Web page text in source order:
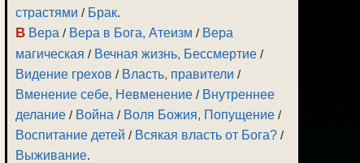
страстями / Брак.
В Вера / Вера в Бога, Атеизм / Вера
магическая / Вечная жизнь, Бессмертие /
Видение грехов / Власть, правители /
Вменение себе, Невменение / Внутреннее
делание / Война / Воля Божия, Попущение /
Воспитание детей / Всякая власть от Бога? /
Выживание.